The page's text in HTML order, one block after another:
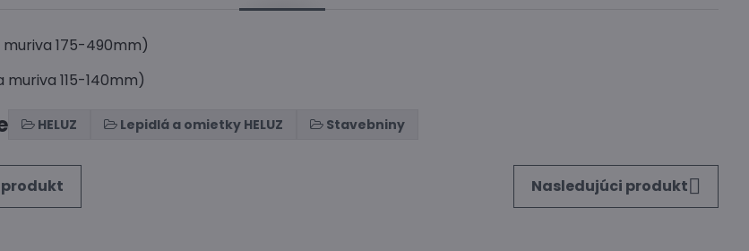
175-490mm)
115-140mm)
HELUZ Lepidlá a omietky HELUZ Stavebniny
Nasledujúci produkt